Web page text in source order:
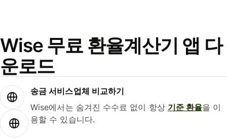
Wise 무료 환율계산기 앱 다
운로드
송금 서비스업체 비교하기
Wise에서는 숨겨진 수수료 없이 항상 기준 환율을 이
용할 수 있습니다.